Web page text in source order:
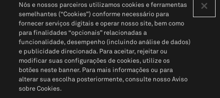
Política de PrivacidadePortal de privacidade do cliente (em inglês)
Não Venda Minhas Informações Pessoais© 2026 S&P Global
Nós e nossos parceiros utilizamos cookies e ferramentas
semelhantes (“Cookies”) conforme necessário para
fornecer serviços digitais e operar nosso site, bem como
para finalidades “opcionais” relacionadas a
funcionalidade, desempenho (incluindo análise de dados)
e publicidade direcionada. Para aceitar, rejeitar ou
modificar suas configurações de cookies, utilize os
botões neste banner. Para mais informações ou para
alterar sua escolha posteriormente, consulte nosso Aviso
sobre Cookies.